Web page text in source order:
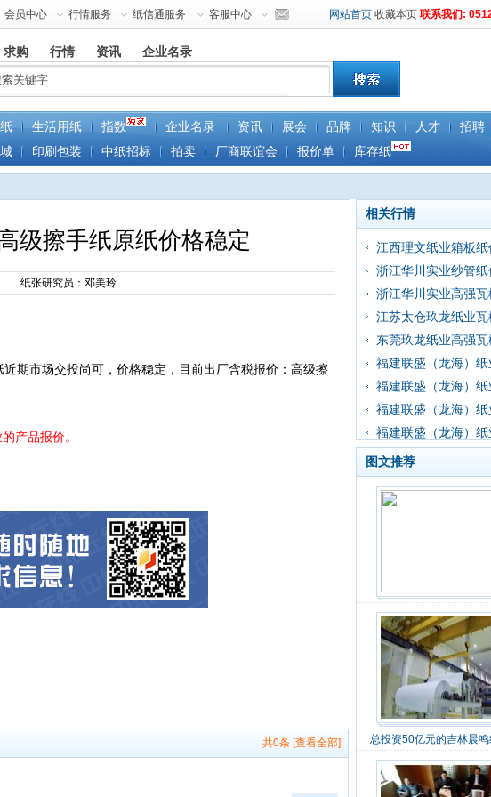
会员中心 行情服务 纸信通服务 客服中心 网站首页 收藏本页 联系我们:
求购 行情 资讯 企业名录
生活用纸 指数 企业名录 资讯 展会 品牌 知识 人才 招聘
印刷包装 中纸招标 拍卖 厂商联谊会 报价单 库存纸
级擦手纸原纸价格稳定
纸张研究员：邓美玲
期市场交投尚可，价格稳定，目前出厂含税报价：高级擦
产品报价。
共0条 [查看全部]
相关行情
图文推荐
总投资50亿元的吉林晨